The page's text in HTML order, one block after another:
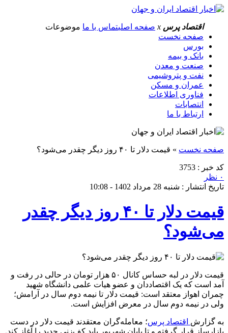
اقتصاد پرس x صفحه اصلیتماس با ما موضوعات
صفحه نخست
بورس
بانک و بیمه
صنعت و معدن
نفت و پتروشیمی
عمران و مسکن
فناوری اطلاعات
انتصابات
ارتباط با ما
صفحه نخست » قیمت دلار تا ۴۰ روز دیگر چقدر می‌شود؟
کد خبر : 3753
۰ نظر
تاریخ انتشار : شنبه 28 مرداد 1402 - 10:08
قیمت دلار تا ۴۰ روز دیگر چقدر
می‌شود؟
قیمت دلار در لبه حساس کانال ۵۰ هزار تومان در حالی در رفت و
آمد است که یک اقتصاددان و عضو هیات علمی دانشگاه شهید
چمران اهواز معتقد است: قیمت دلار تا نیمه دوم سال در آرامش؛
ولی در نیمه دوم سال در معرض افزایش است.
به گزارش اقتصاد پرس؛ معامله‌گران معتقدند قیمت دلار در دست
بازارساز قرار گرفته و تا پایان شهریور باید کف‌زنی جدید را آغاز کند.